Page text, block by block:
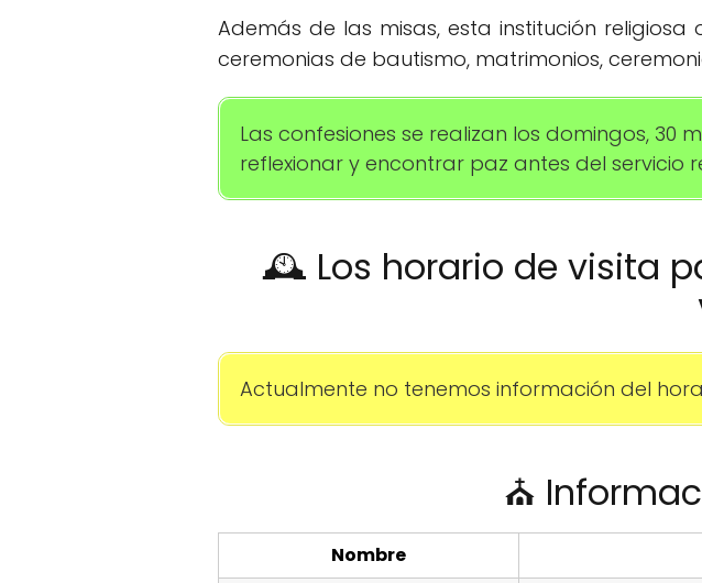
Además de las misas, esta institución
ceremonias de bautismo, matrimonios,
Las confesiones se realizan los domingos,
reflexionar y encontrar paz antes del servicio
🕰️ Los horario de visita
Actualmente no tenemos información del
⛪
Nombre